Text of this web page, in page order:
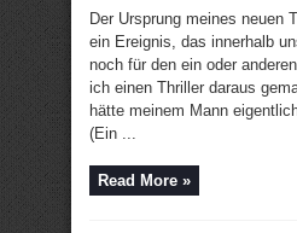
Der Ursprung meines neuen
ein Ereignis, das innerhalb
noch für den ein oder
ich einen Thriller daraus
hätte meinem Mann
(Ein ...
Read More »